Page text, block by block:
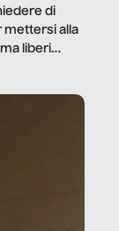
di
mettersi alla
liberi